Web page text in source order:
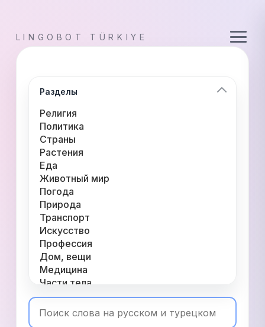
LINGOBOT TÜRKIYE
Разделы
Религия
Политика
Страны
Растения
Еда
Животный мир
Погода
Природа
Транспорт
Искусство
Профессия
Дом, вещи
Медицина
Части тела
Одежда
Время